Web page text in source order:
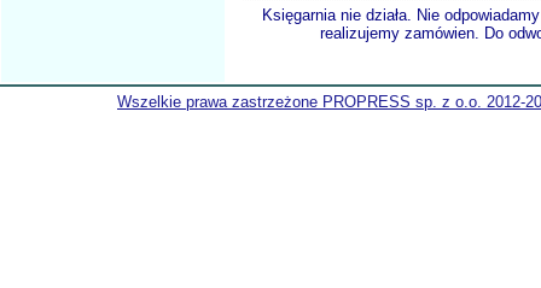
Księgarnia nie działa. Nie
realizujemy zamówien. Do
Wszelkie prawa zastrzeżone PROPRESS sp. z o.o. 2012-